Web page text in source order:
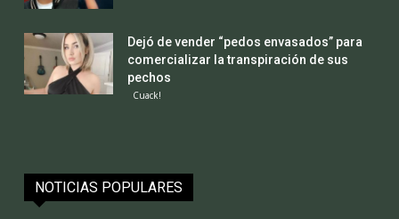
Dejó de vender “pedos envasados” para
comercializar la transpiración de sus
pechos
Cuack!
NOTICIAS POPULARES